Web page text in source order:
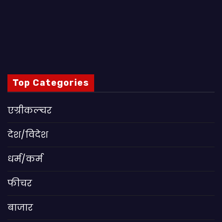
Top Categories
एग्रीकल्चर
देश/विदेश
धर्म/कर्म
फीचर
बाजार